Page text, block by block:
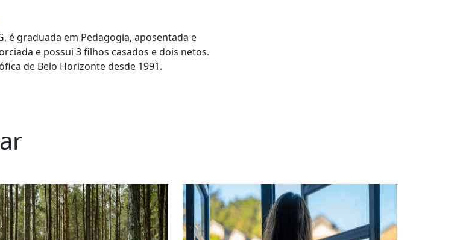
é graduada em Pedagogia, aposentada e
e possui 3 filhos casados e dois netos.
de Belo Horizonte desde 1991.